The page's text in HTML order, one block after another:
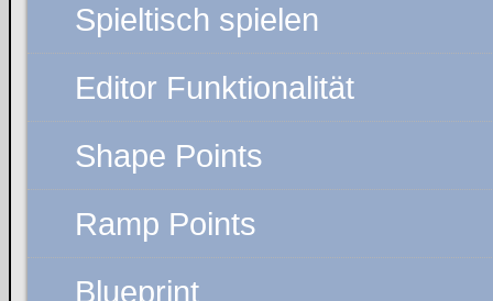
Spieltisch spielen
Editor Funktionalität
Shape Points
Ramp Points
Blueprint